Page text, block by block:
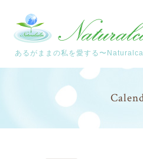
あるがままの私を愛する〜